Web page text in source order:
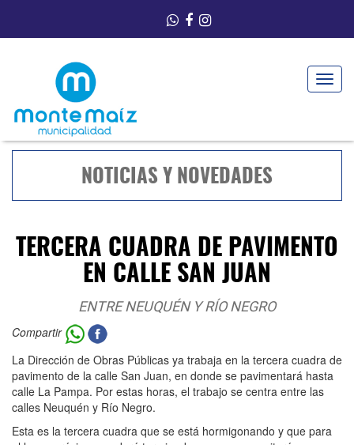
Toggle
NOTICIAS Y NOVEDADES
TERCERA CUADRA DE PAVIMENTO
EN CALLE SAN JUAN
ENTRE NEUQUÉN Y RÍO NEGRO
Compartir
La Dirección de Obras Públicas ya trabaja en la tercera cuadra de
pavimento de la calle San Juan, en donde se pavimentará hasta
calle La Pampa. Por estas horas, el trabajo se centra entre las
calles Neuquén y Río Negro.
Esta es la tercera cuadra que se está hormigonando y que para